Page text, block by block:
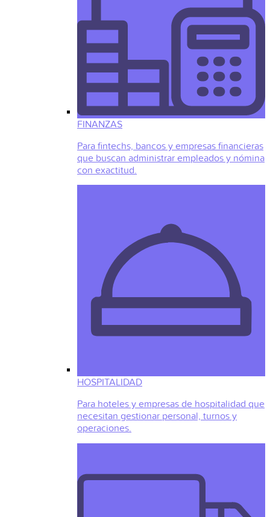
FINANZAS
Para fintechs, bancos y empresas financieras
que buscan administrar empleados y nómina
con exactitud.
HOSPITALIDAD
Para hoteles y empresas de hospitalidad que
necesitan gestionar personal, turnos y
operaciones.